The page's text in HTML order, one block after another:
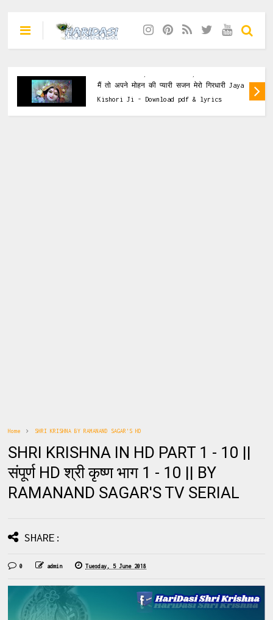
मैं तो अपने मोहन की प्यारी सजन मेरो गिरधारी Jaya
Kishori Ji - Download pdf & lyrics
Home SHRI KRISHNA BY RAMANAND SAGAR'S HD
SHRI KRISHNA IN HD PART 1 - 10 ||
संपूर्ण HD श्री कृष्ण भाग 1 - 10 || BY
RAMANAND SAGAR'S TV SERIAL
SHARE:
0 admin Tuesday, 5 June 2018